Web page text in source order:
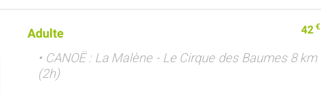
Adulte 42 €
• CANOË : La Malène - Le Cirque des Baumes 8 km
(2h)